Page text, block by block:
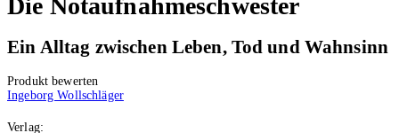
Ein Alltag zwischen Leben, Tod und Wahnsinn
Produkt bewerten
Ingeborg Wollschläger
Verlag: